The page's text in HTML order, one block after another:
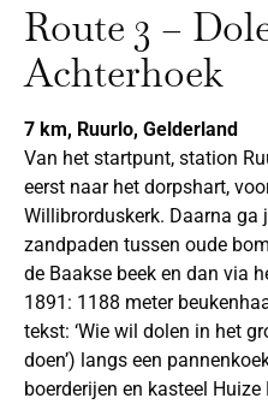
Route 3 –
Achterhoek
7 km, Ruurlo, Gelderland
Van het startpunt, station
eerst naar het dorpshart,
Willibrorduskerk. Daarna ga
zandpaden tussen oude
de Baakse beek en dan via
1891: 1188 meter
tekst: ‘Wie wil dolen in het
doen’) langs een
boerderijen en kasteel Huize